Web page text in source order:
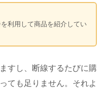
用して商品を紹介してい
すし、断線するたびに購
ても足りません。それよ